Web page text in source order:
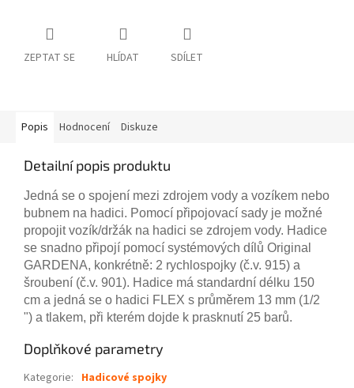
ZEPTAT SE HLÍDAT SDÍLET
Popis Hodnocení Diskuze
Detailní popis produktu
Jedná se o spojení mezi zdrojem vody a vozíkem nebo
bubnem na hadici. Pomocí připojovací sady je možné
propojit vozík/držák na hadici se zdrojem vody. Hadice
se snadno připojí pomocí systémových dílů Original
GARDENA, konkrétně: 2 rychlospojky (č.v. 915) a
šroubení (č.v. 901). Hadice má standardní délku 150
cm a jedná se o hadici FLEX s průměrem 13 mm (1/2
") a tlakem, při kterém dojde k prasknutí 25 barů.
Doplňkové parametry
Kategorie: Hadicové spojky